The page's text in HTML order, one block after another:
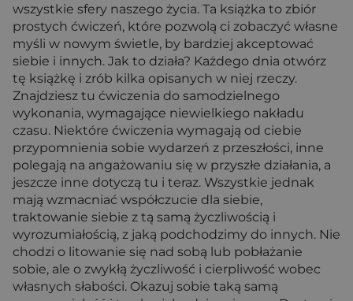
wszystkie sfery naszego życia. Ta książka to zbiór
prostych ćwiczeń, które pozwolą ci zobaczyć własne
myśli w nowym świetle, by bardziej akceptować
siebie i innych. Jak to działa? Każdego dnia otwórz
tę książkę i zrób kilka opisanych w niej rzeczy.
Znajdziesz tu ćwiczenia do samodzielnego
wykonania, wymagające niewielkiego nakładu
czasu. Niektóre ćwiczenia wymagają od ciebie
przypomnienia sobie wydarzeń z przeszłości, inne
polegają na angażowaniu się w przyszłe działania, a
jeszcze inne dotyczą tu i teraz. Wszystkie jednak
mają wzmacniać współczucie dla siebie,
traktowanie siebie z tą samą życzliwością i
wyrozumiałością, z jaką podchodzimy do innych. Nie
chodzi o litowanie się nad sobą lub pobłażanie
sobie, ale o zwykłą życzliwość i cierpliwość wobec
własnych słabości. Okazuj sobie taką samą